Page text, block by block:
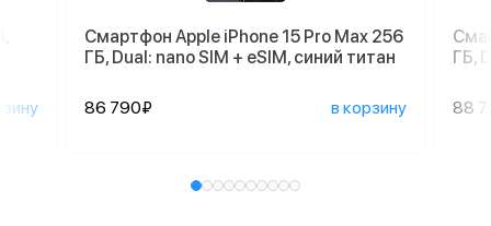
Смартфон Apple iPhone 15 Pro Max 256
ГБ, Dual: nano SIM + eSIM, синий титан
86 790₽ в корзину
ГБ,
88